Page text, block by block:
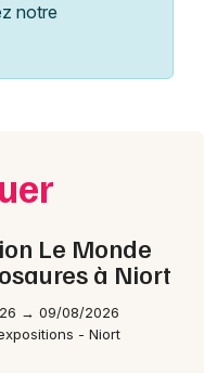
notre
Le Monde
à Niort
→ 09/08/2026
- Niort